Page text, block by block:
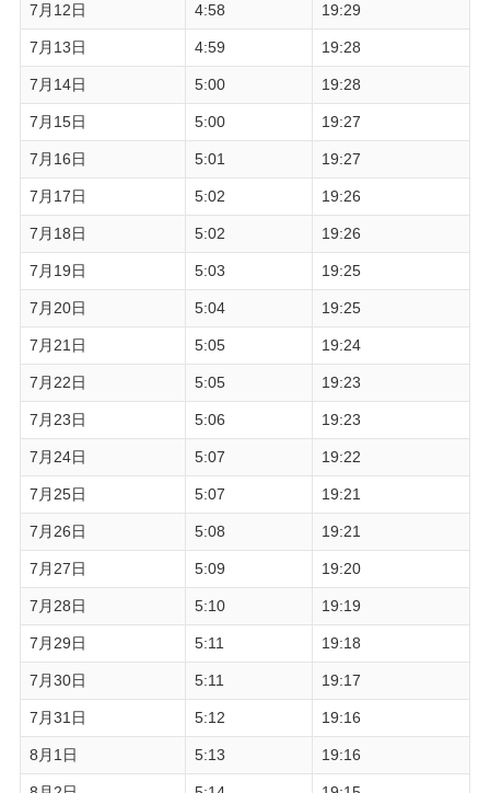
7月12日 4:58 19:29
7月13日 4:59 19:28
7月14日 5:00 19:28
7月15日 5:00 19:27
7月16日 5:01 19:27
7月17日 5:02 19:26
7月18日 5:02 19:26
7月19日 5:03 19:25
7月20日 5:04 19:25
7月21日 5:05 19:24
7月22日 5:05 19:23
7月23日 5:06 19:23
7月24日 5:07 19:22
7月25日 5:07 19:21
7月26日 5:08 19:21
7月27日 5:09 19:20
7月28日 5:10 19:19
7月29日 5:11 19:18
7月30日 5:11 19:17
7月31日 5:12 19:16
8月1日 5:13 19:16